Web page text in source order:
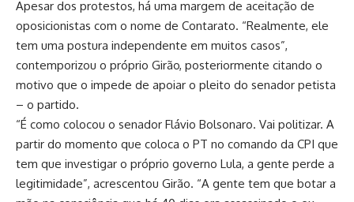
Apesar dos protestos, há uma margem de aceitação de
oposicionistas com o nome de Contarato. “Realmente, ele
tem uma postura independente em muitos casos”,
contemporizou o próprio Girão, posteriormente citando o
motivo que o impede de apoiar o pleito do senador petista
– o partido.
“É como colocou o senador Flávio Bolsonaro. Vai politizar. A
partir do momento que coloca o PT no comando da CPI que
tem que investigar o próprio governo Lula, a gente perde a
legitimidade”, acrescentou Girão. “A gente tem que botar a